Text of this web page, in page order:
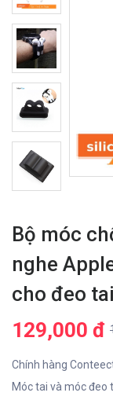
Bộ móc
nghe
cho đeo
129,000 đ
Chính hàng
Móc tai và móc đeo